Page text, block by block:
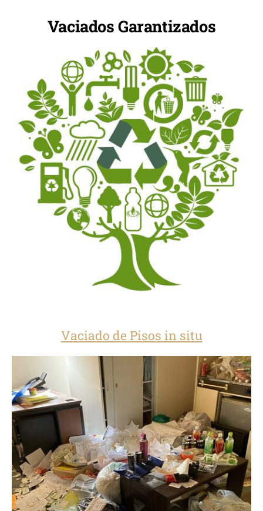
Vaciados Garantizados
Vaciado de Pisos in situ